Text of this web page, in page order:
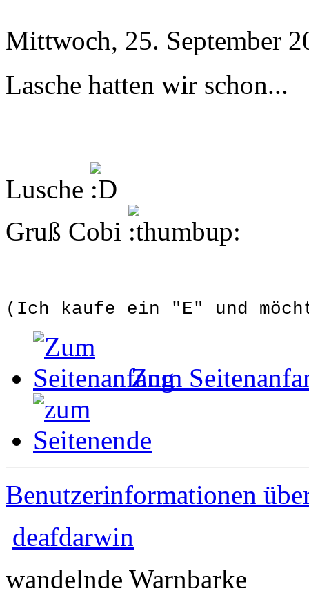
Mittwoch, 25. September
Lasche hatten wir schon...
Lusche
Gruß Cobi
(Ich kaufe ein "E" und
Zum
Benutzerinformationen
deafdarwin
wandelnde Warnbarke